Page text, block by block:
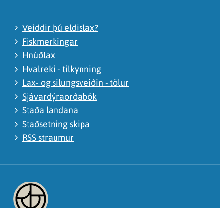
Veiddir þú eldislax?
Fiskmerkingar
Hnúðlax
Hvalreki - tilkynning
Lax- og silungsveiðin - tölur
Sjávardýraorðabók
Staða landana
Staðsetning skipa
RSS straumur